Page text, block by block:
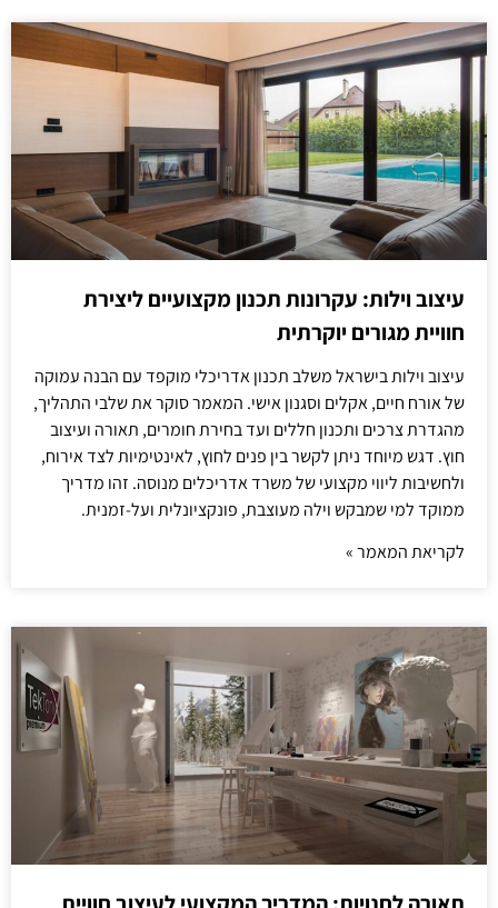
עיצוב וילות: עקרונות תכנון מקצועיים ליצירת
חוויית מגורים יוקרתית
עיצוב וילות בישראל משלב תכנון אדריכלי מוקפד עם הבנה עמוקה
של אורח חיים, אקלים וסגנון אישי. המאמר סוקר את שלבי התהליך,
מהגדרת צרכים ותכנון חללים ועד בחירת חומרים, תאורה ועיצוב
חוץ. דגש מיוחד ניתן לקשר בין פנים לחוץ, לאינטימיות לצד אירוח,
ולחשיבות ליווי מקצועי של משרד אדריכלים מנוסה. זהו מדריך
ממוקד למי שמבקש וילה מעוצבת, פונקציונלית ועל-זמנית.
לקריאת המאמר »